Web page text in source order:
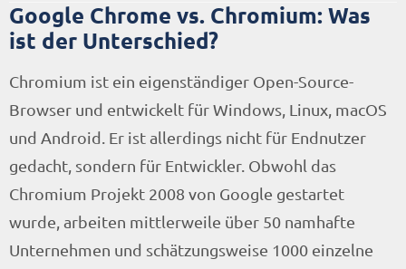
Google Chrome vs. Chromium: Was
ist der Unterschied?
Chromium ist ein eigenständiger Open-Source-
Browser und entwickelt für Windows, Linux, macOS
und Android. Er ist allerdings nicht für Endnutzer
gedacht, sondern für Entwickler. Obwohl das
Chromium Projekt 2008 von Google gestartet
wurde, arbeiten mittlerweile über 50 namhafte
Unternehmen und schätzungsweise 1000 einzelne